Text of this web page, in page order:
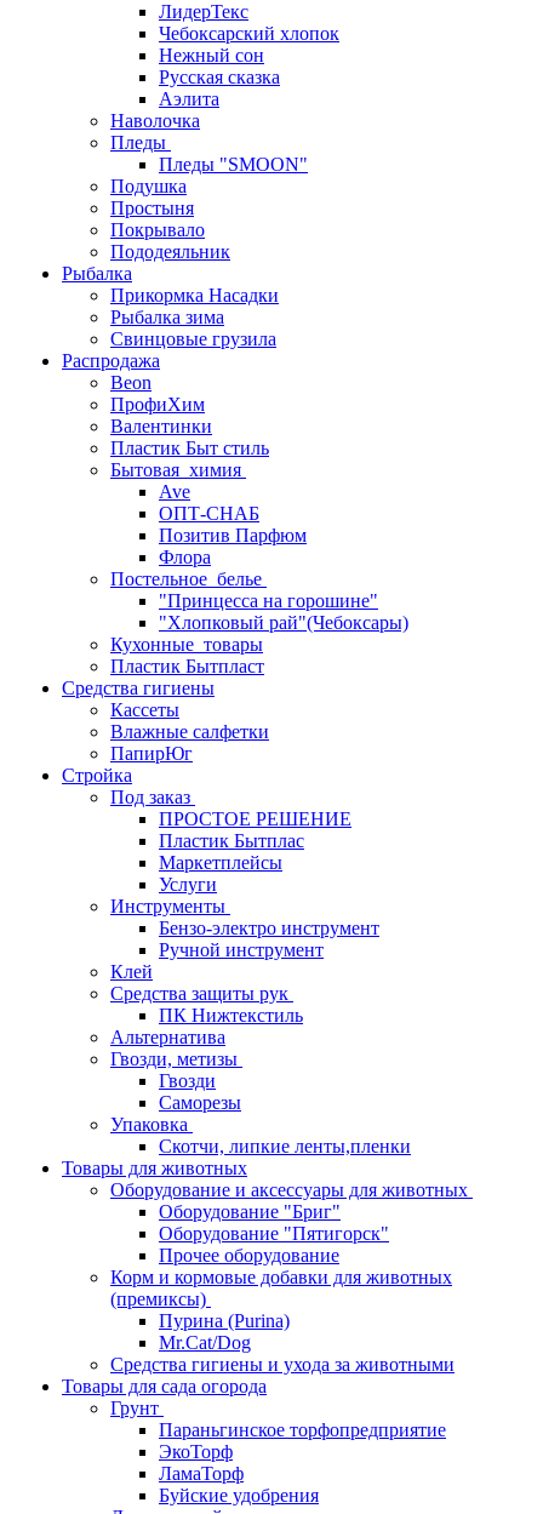
ЛидерТекс
Чебоксарский хлопок
Нежный сон
Русская сказка
Аэлита
Наволочка
Пледы
Пледы "SMOON"
Подушка
Простыня
Покрывало
Пододеяльник
Рыбалка
Прикормка Насадки
Рыбалка зима
Свинцовые грузила
Распродажа
Beon
ПрофиХим
Валентинки
Пластик Быт стиль
Бытовая_химия
Ave
ОПТ-СНАБ
Позитив Парфюм
Флора
Постельное_белье
"Принцесса на горошине"
"Хлопковый рай"(Чебоксары)
Кухонные_товары
Пластик Бытпласт
Средства гигиены
Кассеты
Влажные салфетки
ПапирЮг
Стройка
Под заказ
ПРОСТОЕ РЕШЕНИЕ
Пластик Бытплас
Маркетплейсы
Услуги
Инструменты
Бензо-электро инструмент
Ручной инструмент
Клей
Средства защиты рук
ПК Нижтекстиль
Альтернатива
Гвозди, метизы
Гвозди
Саморезы
Упаковка
Скотчи, липкие ленты,пленки
Товары для животных
Оборудование и аксессуары для животных
Оборудование "Бриг"
Оборудование "Пятигорск"
Прочее оборудование
Корм и кормовые добавки для животных
(премиксы)
Пурина (Purina)
Mr.Cat/Dog
Средства гигиены и ухода за животными
Товары для сада огорода
Грунт
Параньгинское торфопредприятие
ЭкоТорф
ЛамаТорф
Буйские удобрения